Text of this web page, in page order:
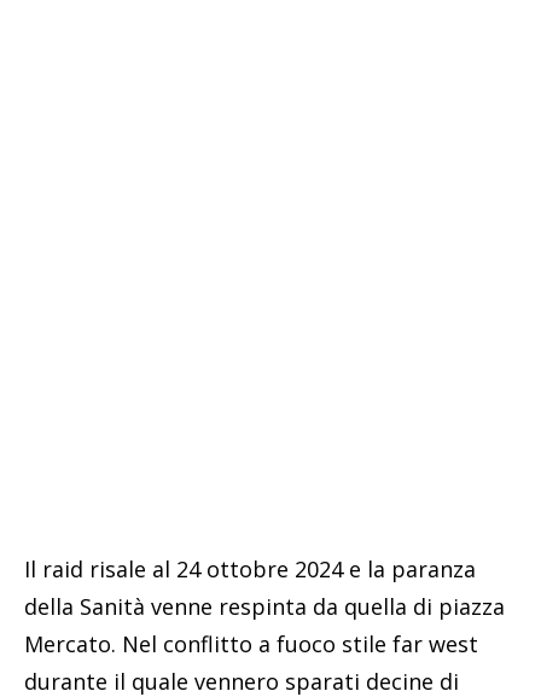
Il raid risale al 24 ottobre 2024 e la paranza
della Sanità venne respinta da quella di piazza
Mercato. Nel conflitto a fuoco stile far west
durante il quale vennero sparati decine di